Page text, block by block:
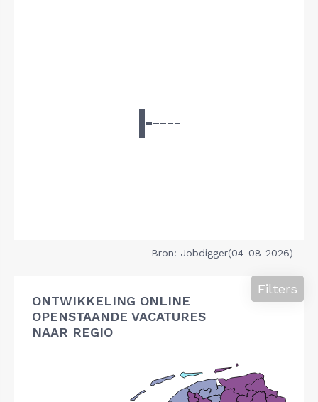
Bron: Jobdigger(04-08-2026)
ONTWIKKELING ONLINE
OPENSTAANDE VACATURES
NAAR REGIO
Filters